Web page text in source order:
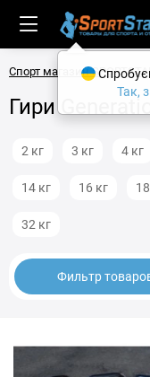
Спорт магазин
Гири
2 кг 3 кг 4 кг
14 кг 16 кг
32 кг
Фильтр
Так,